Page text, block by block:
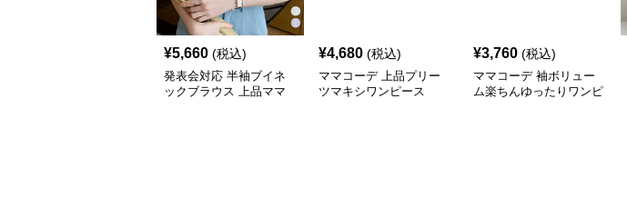
¥5,660 (税込)
発表会対応 半袖ブイネ
ックブラウス 上品ママ
¥4,680 (税込)
ママコーデ 上品プリー
ツマキシワンピース
¥3,760 (税込)
ママコーデ 袖ボリュー
ム楽ちんゆったりワンピ